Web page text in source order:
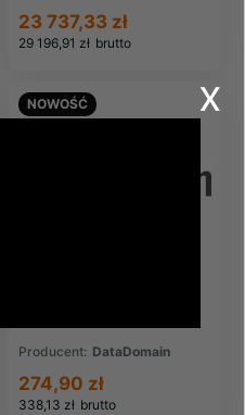
29 196,91 zł brutto
23 737,33 zł
DD2200 DD2500 (X-
2UC-FAN)
Producent: DataDomain
338,13 zł brutto
274,90 zł
NOWOŚĆ x